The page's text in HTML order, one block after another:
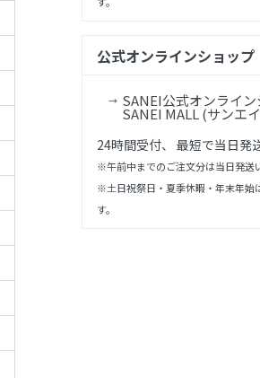
公式オンラインショップ
SANEI公式オンライ
SANEI MALL (サンエ
24時間受付、 最短で当日発
※午前中までのご注文分は当日発送
※土日祝祭日・夏季休暇・年末年始
す。